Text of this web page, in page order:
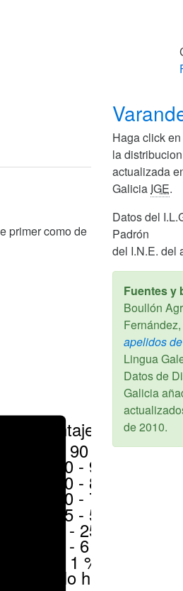
primer como de
Porcentajes
> 90 %
80 - 90 %
70 - 80 %
50 - 70 %
25 - 50 %
6 - 25 %
1 - 6 %
< 1 %
No hay
Haga click
la
actualizada
Galicia IGE.
Datos del
Padrón
del I.N.E. del
Fuentes y
Boullón
Fernández,
apelidos
Lingua
Datos de
Galicia
de 2010.